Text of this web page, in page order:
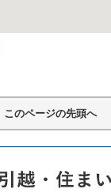
このページの先頭へ